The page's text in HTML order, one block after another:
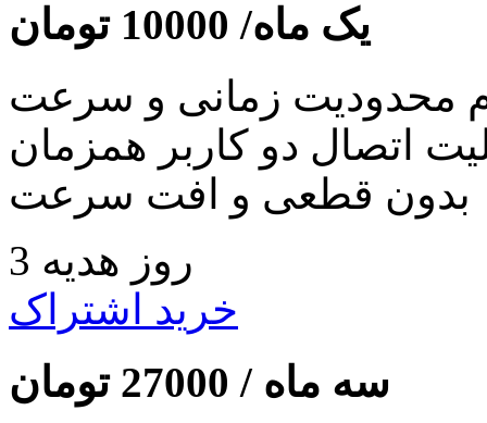
یک ماه/ 10000 تومان
محدودیت زمانی و سرعت
اتصال دو کاربر همزمان
بدون قطعی و افت سرعت
3 روز هدیه
خرید اشتراک
سه ماه / 27000 تومان